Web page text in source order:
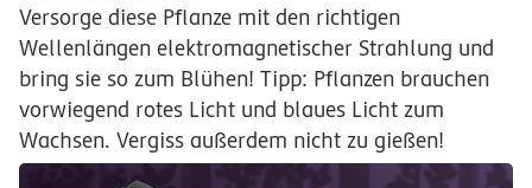
Versorge diese Pflanze mit den richtigen
Wellenlängen elektromagnetischer Strahlung und
bring sie so zum Blühen! Tipp: Pflanzen brauchen
vorwiegend rotes Licht und blaues Licht zum
Wachsen. Vergiss außerdem nicht zu gießen!